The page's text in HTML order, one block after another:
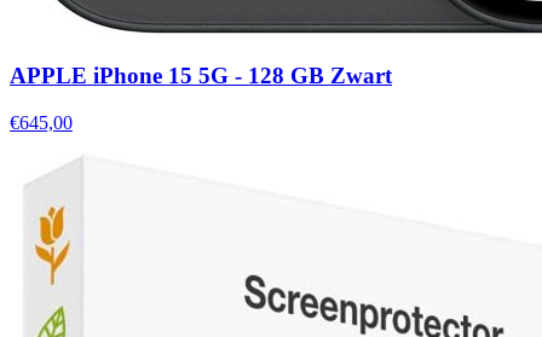
APPLE iPhone 15 5G - 128 GB Zwart
€645,00